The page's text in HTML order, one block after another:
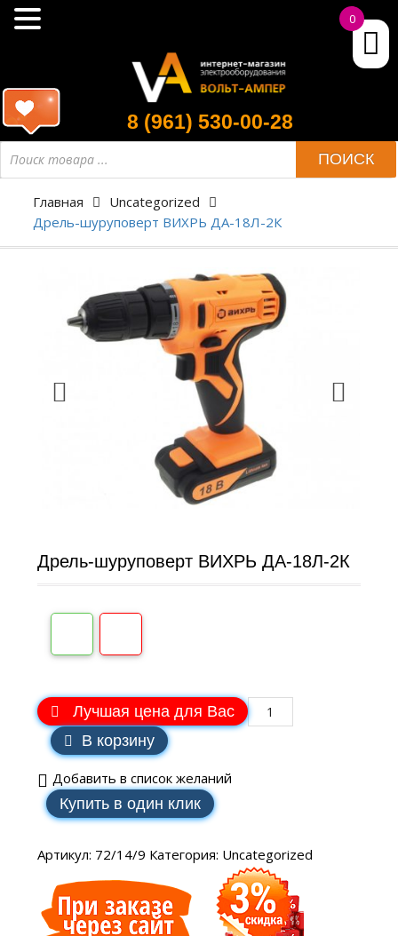
8 (961) 530-00-28
ПОИСК
Главная
Uncategorized
Дрель-шуруповерт ВИХРЬ ДА-18Л-2К
Дрель-шуруповерт ВИХРЬ ДА-18Л-2К
Лучшая цена для Вас
В корзину
Добавить в список желаний
Купить в один клик
Артикул: 72/14/9 Категория: Uncategorized
0